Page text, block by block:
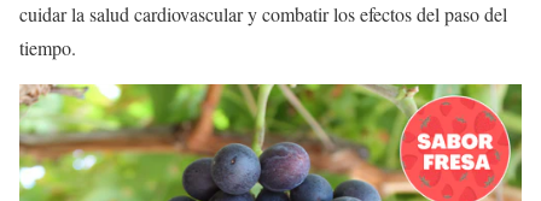
cuidar la salud cardiovascular y combatir los efectos del paso del
tiempo.